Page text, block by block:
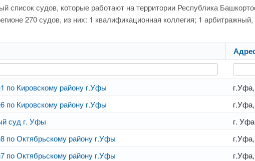
список судов, которые работают на территории Республика
270 судов, из них: 1 квалификационная коллегия; 1
по Кировскому району г.Уфы
по Кировскому району г.Уфы
суд г. Уфы
г.
по Октябрьскому району г.Уфы
по Октябрьскому району г.Уфы